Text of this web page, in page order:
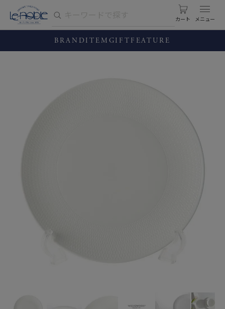
カート
BRANDITEM GIFT FEATURE